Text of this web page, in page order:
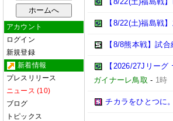
アカウント
ログイン
新規登録
新着情報
プレスリリース
ニュース (10)
ブログ
トピックス
【8/22(土)福島戦
【8/8熊本戦】試
【2026/27Jリー
ガイナーレ鳥取 - 1時
チカラをひとつに